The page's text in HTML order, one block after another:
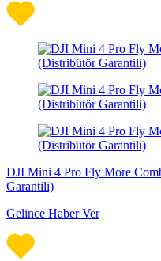
DJI Mini 4 Pro Fly More
Garantili)
Gelince Haber Ver